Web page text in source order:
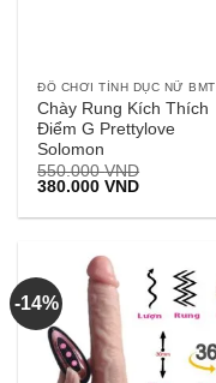
ĐỒ CHƠI TÌNH DỤC NỮ BMT
Chày Rung Kích Thích
Điểm G Prettylove
Solomon
550.000VND
Giá
là:
380.000VNDGiá
tại
-14%